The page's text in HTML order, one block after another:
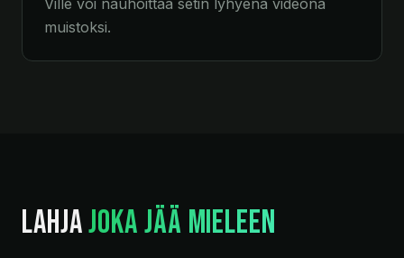
Ville voi nauhoittaa setin lyhyenä videona
muistoksi.
LAHJAJOKA JÄÄ MIELEEN